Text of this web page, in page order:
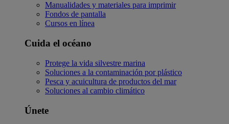
Manualidades y materiales para imprimir
Fondos de pantalla
Cursos en línea
Cuida el océano
Protege la vida silvestre marina
Soluciones a la contaminación por plástico
Pesca y acuicultura de productos del mar
Soluciones al cambio climático
Únete